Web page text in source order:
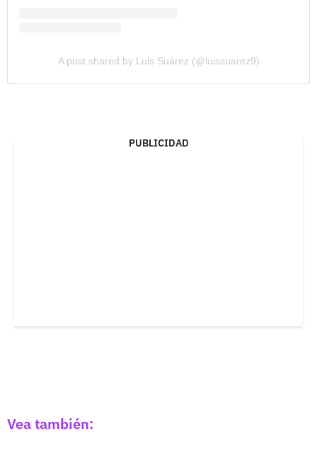
A post shared by Luis Suárez (@luissuarez9)
PUBLICIDAD
Vea también: